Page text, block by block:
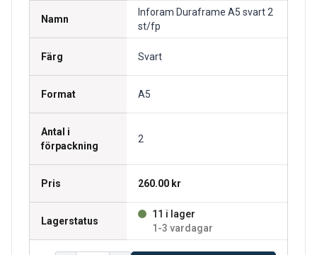
Namn
Inforam Duraframe A5 svart 2
st/fp
Färg Svart
Format A5
Antal i
förpackning
2
Pris 260.00 kr
Lagerstatus
11 i lager
1-3 vardagar